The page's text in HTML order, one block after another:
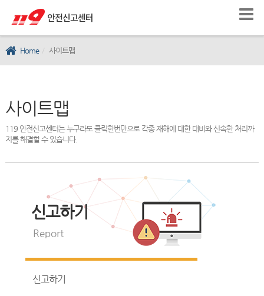
Home 사이트맵
사이트맵
119 안전신고센터는 누구라도 클릭한번만으로 각종 재해에 대한 대비와 신속한 처리까
지를 해결할 수 있습니다.
신고하기
Report
신고하기